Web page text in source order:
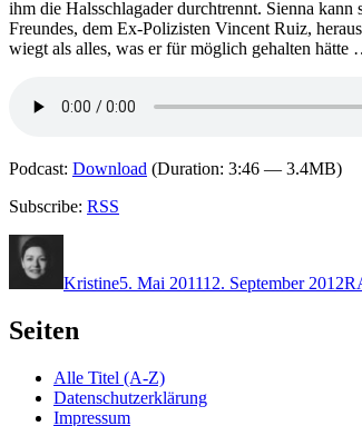
ihm die Halsschlagader durchtrennt. Sienna
Freundes, dem Ex-Polizisten Vincent Ruiz,
wiegt als alles, was er für möglich gehalten hätte
Podcast: Download (Duration: 3:46 — 3.4MB)
Subscribe: RSS
Kristine5. Mai 201112. September 2012R
Seiten
Alle Titel (A-Z)
Datenschutzerklärung
Impressum